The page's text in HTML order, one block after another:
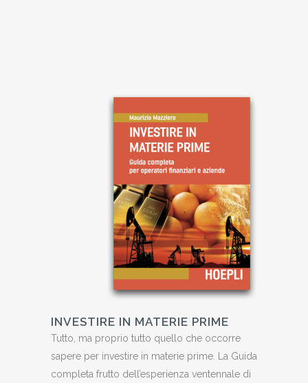
INVESTIRE IN MATERIE PRIME
Tutto, ma proprio tutto quello che occorre
sapere per investire in materie prime. La Guida
completa frutto dell’esperienza ventennale di